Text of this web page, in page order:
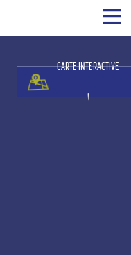
CARTE INTERACTIVE
!